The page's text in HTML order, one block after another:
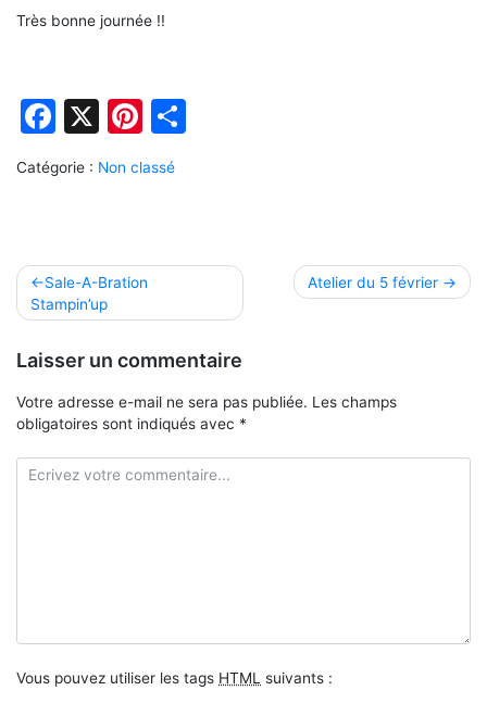
Très bonne journée !!
Facebook
X Pinterest
Catégorie : Non classé
Navigation
de
l’article
Sale-A-Bration
Stampin’up
Atelier du 5 février
Laisser un commentaire
Votre adresse e-mail ne sera pas publiée. Les champs
obligatoires sont indiqués avec *
Vous pouvez utiliser les tags HTML suivants :